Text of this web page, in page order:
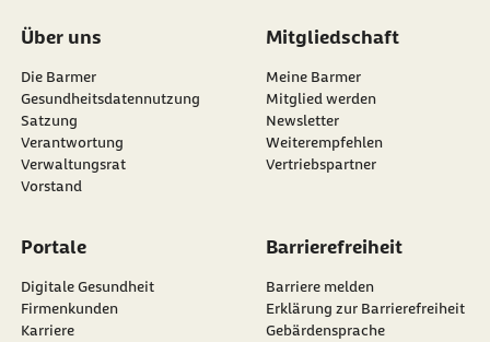
Über uns
Die Barmer
Gesundheitsdatennutzung
Satzung
Verantwortung
Verwaltungsrat
Vorstand
Mitgliedschaft
Meine Barmer
Mitglied werden
Newsletter
externer Link:
Weiterempfehlen
Vertriebspartner
Portale
Digitale Gesundheit
Firmenkunden
Karriere
Barrierefreiheit
Barriere melden
Erklärung zur Barrierefreiheit
Gebärdensprache